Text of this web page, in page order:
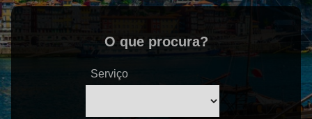
O que procura?
Serviço